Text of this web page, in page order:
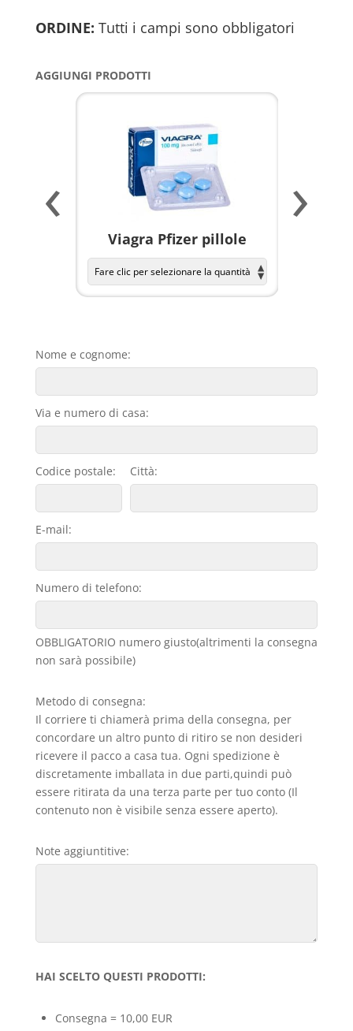
ORDINE: Tutti i campi sono obbligatori
AGGIUNGI PRODOTTI
Viagra Pfizer pillole
‹ ›
Nome e cognome:
Via e numero di casa:
Codice postale: Città:
E-mail:
Numero di telefono:
OBBLIGATORIO numero giusto(altrimenti la consegna
non sarà possibile)
Metodo di consegna:
Il corriere ti chiamerà prima della consegna, per
concordare un altro punto di ritiro se non desideri
ricevere il pacco a casa tua. Ogni spedizione è
discretamente imballata in due parti,quindi può
essere ritirata da una terza parte per tuo conto (Il
contenuto non è visibile senza essere aperto).
Note aggiuntitive:
HAI SCELTO QUESTI PRODOTTI:
Consegna = 10,00 EUR